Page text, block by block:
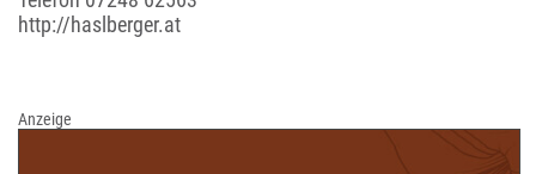
http://haslberger.at
Anzeige